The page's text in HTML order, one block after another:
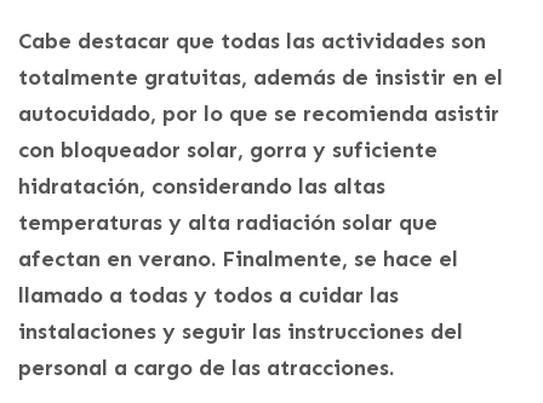
Cabe destacar que todas las actividades son
totalmente gratuitas, además de insistir en el
autocuidado, por lo que se recomienda asistir
con bloqueador solar, gorra y suficiente
hidratación, considerando las altas
temperaturas y alta radiación solar que
afectan en verano. Finalmente, se hace el
llamado a todas y todos a cuidar las
instalaciones y seguir las instrucciones del
personal a cargo de las atracciones.